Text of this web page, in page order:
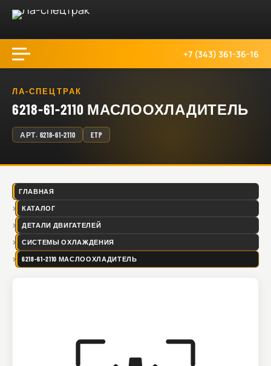
+7 (343) 361-36-16
ЛА-СПЕЦТРАК
6218-61-2110 МАСЛООХЛАДИТЕЛЬ
АРТ. 6218-61-2110 ETP
ГЛАВНАЯ
КАТАЛОГ
ДЕТАЛИ ДВИГАТЕЛЕЙ
СИСТЕМЫ ОХЛАЖДЕНИЯ
6218-61-2110 МАСЛООХЛАДИТЕЛЬ